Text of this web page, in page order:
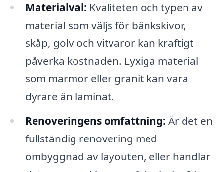
Materialval: Kvaliteten och typen av
material som väljs för bänkskivor,
skåp, golv och vitvaror kan kraftigt
påverka kostnaden. Lyxiga material
som marmor eller granit kan vara
dyrare än laminat.
Renoveringens omfattning: Är det en
fullständig renovering med
ombyggnad av layouten, eller handlar